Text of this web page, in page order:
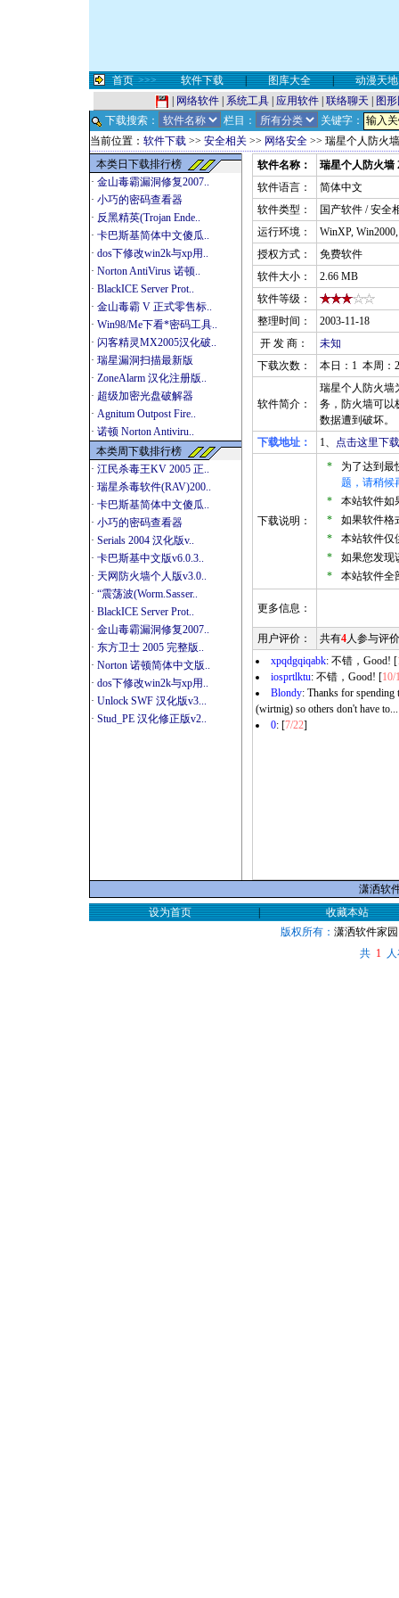
首页 >>> 软件下载 | 图库大全 |
动漫天地
网络软件 系统工具 应用软件 联络聊天
图
下载搜索：
栏目：
关键字：
当前位置： 软件下载 >> 安全相关 >> 网络安全 >> 瑞星个人防火
本类日下载排行榜
· 金山毒霸漏洞修复2007..
· 小巧的密码查看器
· 反黑精英(Trojan Ende..
· 卡巴斯基简体中文傻瓜..
· dos下修改win2k与xp用..
· Norton AntiVirus 诺顿..
· BlackICE Server Prot..
· 金山毒霸 V 正式零售标..
· Win98/Me下看*密码工具..
· 闪客精灵MX2005汉化破..
· 瑞星漏洞扫描最新版
· ZoneAlarm 汉化注册版..
· 超级加密光盘破解器
· Agnitum Outpost Fire..
· 诺顿 Norton Antiviru..
本类周下载排行榜
· 江民杀毒王KV 2005 正..
· 瑞星杀毒软件(RAV)200..
· 卡巴斯基简体中文傻瓜..
· 小巧的密码查看器
· Serials 2004 汉化版v..
· 卡巴斯基中文版v6.0.3..
· 天网防火墙个人版v3.0..
· “震荡波(Worm.Sasser..
· BlackICE Server Prot..
· 金山毒霸漏洞修复2007..
· 东方卫士 2005 完整版..
· Norton 诺顿简体中文版..
· dos下修改win2k与xp用..
· Unlock SWF 汉化版v3...
· Stud_PE 汉化修正版v2..
软件名称：
瑞星个人防火墙
软件语言：
简体中文
软件类型：
国产软件 / 安全
运行环境：
WinXP,
授权方式：
免费软件
软件大小：
2.66 MB
软件等级：
整理时间：
2003-11-18
开 发 商：
未知
下载次数：
本日：1 本周：
软件简介：
瑞星个人防火墙
务，防火墙可以
数据遭到破坏。
下载地址：
1、 点击这里下
下载说明：
*
为了达到最
题，请稍候
*
本站软件如
*
如果软件格
*
本站软件仅
*
如果您发现
*
本站软件全
更多信息：
用户评价： 共有4人参与评
xpqdgqiqabk: 不错，Good! [
iosprtlktu: 不错，Good! [10/
Blondy: Thanks for spending
(wirtnig) so others don't have
0: [7/22]
潇洒软
设为首页
|
收藏本站
版权所有： 潇洒软件家园
共